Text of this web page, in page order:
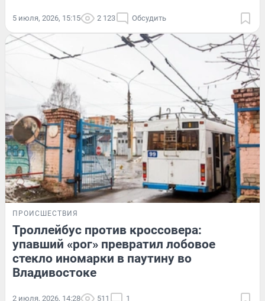
5 июля, 2026, 15:15 2 123 Обсудить
ПРОИСШЕСТВИЯ
Троллейбус против кроссовера:
упавший «рог» превратил лобовое
стекло иномарки в паутину во
Владивостоке
2 июля, 2026, 14:28 511 1